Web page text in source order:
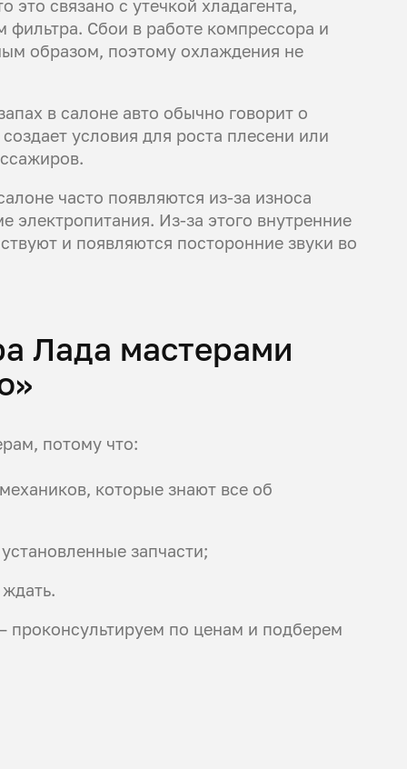
это связано с утечкой хладагента,
Сбои в работе компрессора и
образом, поэтому охлаждения не
в салоне авто обычно говорит о
условия для роста плесени или
часто появляются из-за износа
электропитания. Из-за этого внутренние
и появляются посторонние звуки во
Лада мастерами
потому что:
которые знают все об
запчасти;
проконсультируем по ценам и подберем